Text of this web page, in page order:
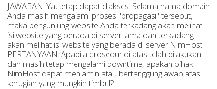
JAWABAN: Ya, tetap dapat diakses. Selama nama domain
Anda masih mengalami proses "propagasi" tersebut,
maka pengunjung website Anda terkadang akan melihat
isi website yang berada di server lama dan terkadang
akan melihat isi website yang berada di server NimHost.
PERTANYAAN: Apabila prosedur di atas telah dilakukan
dan masih tetap mengalami downtime, apakah pihak
NimHost dapat menjamin atau bertanggungjawab atas
kerugian yang mungkin timbul?